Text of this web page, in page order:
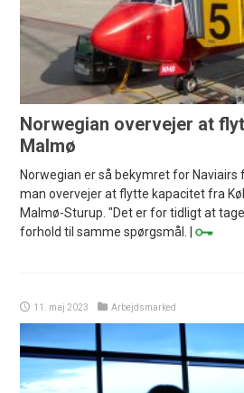
Norwegian overvejer at
Malmø
Norwegian er så bekymret for Naviairs
man overvejer at flytte kapacitet fra
Malmø-Sturup. "Det er for tidligt at
forhold til samme spørgsmål. |
11. maj 2023 Arbejdsmarked